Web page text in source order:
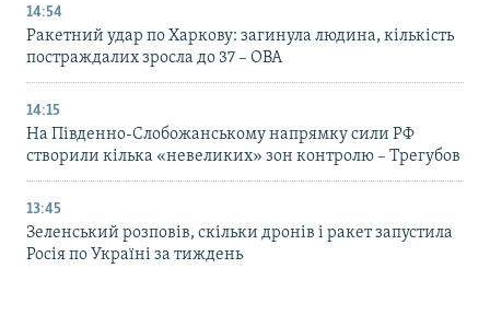
14:54
Ракетний удар по Харкову: загинула людина, кількість
постраждалих зросла до 37 – ОВА
14:15
На Південно-Слобожанському напрямку сили РФ
створили кілька «невеликих» зон контролю – Трегубов
13:45
Зеленський розповів, скільки дронів і ракет запустила
Росія по Україні за тиждень